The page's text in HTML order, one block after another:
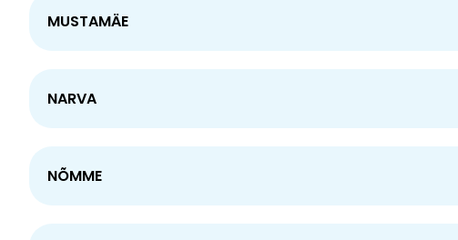
MUSTAMÄE
NARVA
NÕMME